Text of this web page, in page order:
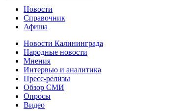
Новости
Справочник
Афиша
Новости Калининграда
Народные новости
Мнения
Интервью и аналитика
Пресс-релизы
Обзор СМИ
Опросы
Видео